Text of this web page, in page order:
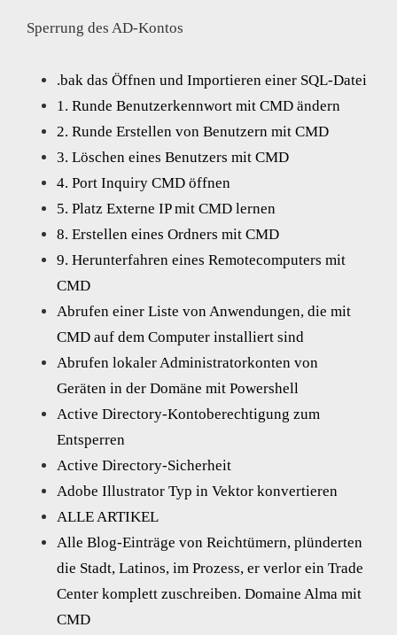
Sperrung des AD-Kontos
.bak das Öffnen und Importieren einer SQL-Datei
1. Runde Benutzerkennwort mit CMD ändern
2. Runde Erstellen von Benutzern mit CMD
3. Löschen eines Benutzers mit CMD
4. Port Inquiry CMD öffnen
5. Platz Externe IP mit CMD lernen
8. Erstellen eines Ordners mit CMD
9. Herunterfahren eines Remotecomputers mit
CMD
Abrufen einer Liste von Anwendungen, die mit
CMD auf dem Computer installiert sind
Abrufen lokaler Administratorkonten von
Geräten in der Domäne mit Powershell
Active Directory-Kontoberechtigung zum
Entsperren
Active Directory-Sicherheit
Adobe Illustrator Typ in Vektor konvertieren
ALLE ARTIKEL
Alle Blog-Einträge von Reichtümern, plünderten
die Stadt, Latinos, im Prozess, er verlor ein Trade
Center komplett zuschreiben. Domaine Alma mit
CMD